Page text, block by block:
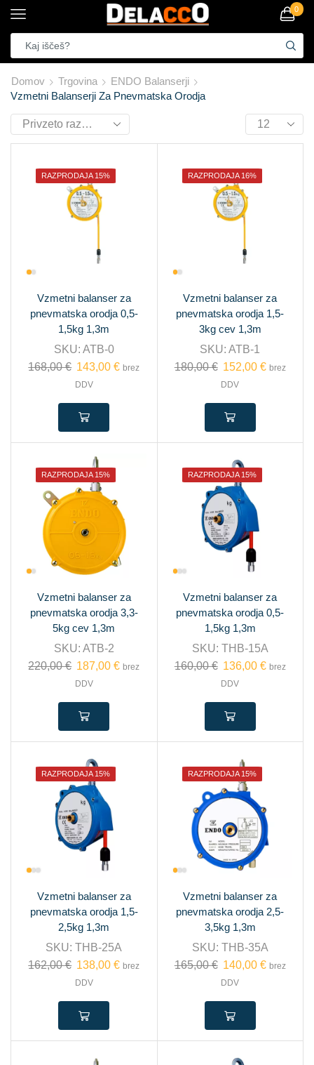
0
Domov Trgovina
ENDO Balanserji
Vzmetni Balanserji Za Pnevmatska Orodja
RAZPRODAJA 15%
Vzmetni balanser za
pnevmatska orodja 0,5-
1,5kg 1,3m
SKU: ATB-0
168,00€ 143,00€ brez
DDV
RAZPRODAJA 16%
Vzmetni balanser za
pnevmatska orodja 1,5-
3kg cev 1,3m
SKU:ATB-1
180,00€ 152,00 € brez
DDV
RAZPRODAJA 15%
Vzmetni balanser za
pnevmatska orodja 3,3-
5kg cev 1,3m
SKU: ATB-2
220,00€ 187,00€ brez
DDV
RAZPRODAJA 15%
Vzmetni balanser za
pnevmatska orodja 0,5-
1,5kg 1,3m
SKU: THB-15A
160,00€ 136,00 € brez
DDV
RAZPRODAJA 15%
Vzmetni balanser za
pnevmatska orodja 1,5-
2,5kg 1,3m
SKU:THB-25A
162,00€ 138,00€ brez
DDV
RAZPRODAJA 15%
Vzmetni balanser za
pnevmatska orodja 2,5-
3,5kg 1,3m
SKU: THB-35A
165,00€ 140,00 € brez
DDV